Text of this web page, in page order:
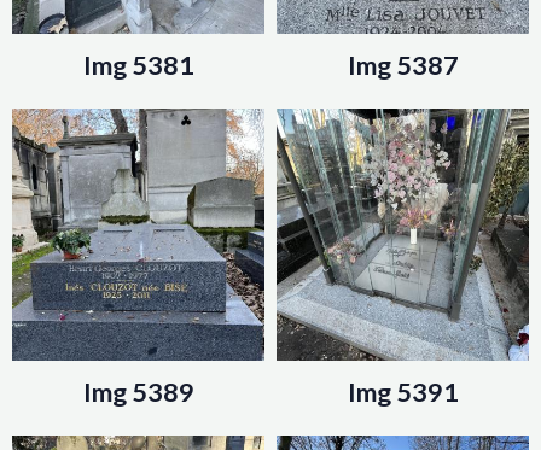
Img 5381 Img 5387
Img 5389 Img 5391